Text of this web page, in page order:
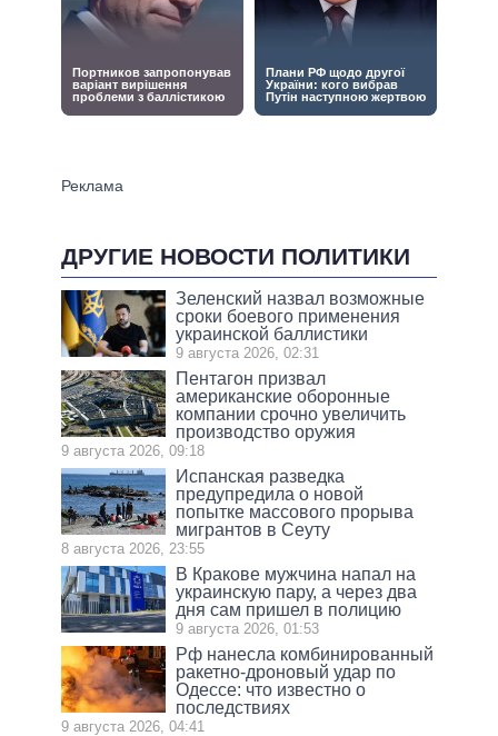
ДРУГИЕ НОВОСТИ ПОЛИТИКИ
Зеленский назвал возможные
сроки боевого применения
украинской баллистики
9 августа 2026, 02:31
Пентагон призвал
американские оборонные
компании срочно увеличить
производство оружия
9 августа 2026, 09:18
Испанская разведка
предупредила о новой
попытке массового прорыва
мигрантов в Сеуту
8 августа 2026, 23:55
В Кракове мужчина напал на
украинскую пару, а через два
дня сам пришел в полицию
9 августа 2026, 01:53
Рф нанесла комбинированный
ракетно-дроновый удар по
Одессе: что известно о
последствиях
9 августа 2026, 04:41